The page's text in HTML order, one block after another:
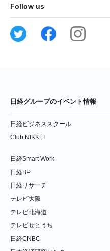
Follow us
日経グループのイベント情報
日経ビジネススクール
Club NIKKEI
日経Smart Work
日経BP
日経リサーチ
テレビ大阪
テレビ北海道
テレビせとうち
日経CNBC